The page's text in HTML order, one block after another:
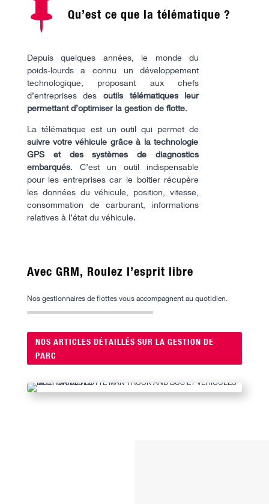
Qu’est ce que la télématique ?

Depuis quelques années, le monde du
poids-lourds a connu un développement
technologique, proposant aux chefs
d’entreprises des outils télématiques leur
permettant d’optimiser la gestion deflotte.
La télématique est un outil qui permet de
suivre votre véhicule grâce à la technologie
GPS et des systèmes de diagnostics
embarqués. C’est un outil indispensable
pour les entreprises car le boitier récupère
les données du véhicule, position, vitesse,
consommation de carburant, informations
relatives à l’état du véhicule.
Avec GRM, Roulez l’esprit libre
Nos gestionnaires de flottes vous accompagnent au quotidien.
NOS ARTICLES DÉTAILLÉS SUR LA GESTION DE
PARC